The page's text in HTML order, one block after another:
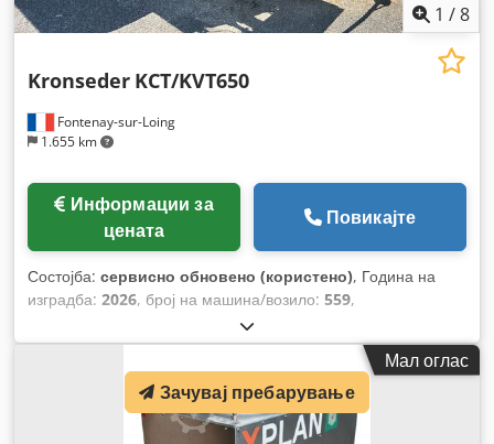
1 /8
Fontenay-sur-Loing
1.655 km
Kronseder KCT/KVT650
цената
Повикајте
Состојба: сервисно обновено (користено), Година на
изградба: 2026, број на машина/возило: 559,
ограничена функционалност
Мал оглас
Зачувај пребарување